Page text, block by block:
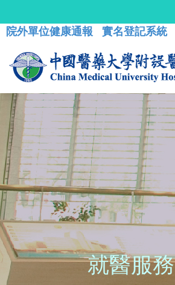
院外單位健康通報 實名登記系統
就醫服務